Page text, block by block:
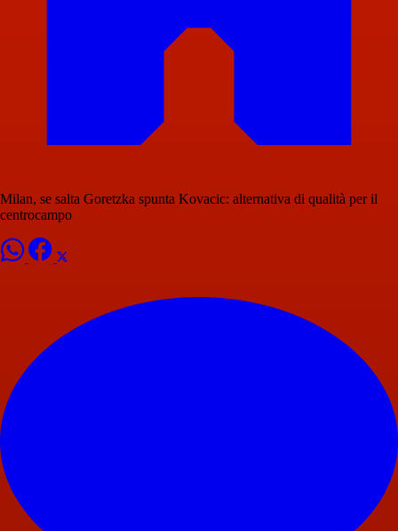
Milan, se salta Goretzka spunta Kovacic: alternativa di qualità per il
centrocampo